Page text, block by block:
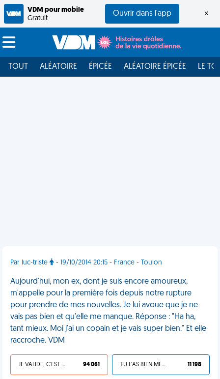
VDM pour mobile
Gratuit
Ouvrir dans l'app ×
TOUT ALÉATOIRE ÉPICÉE ALÉATOIRE ÉPICÉE LE
Par luc-triste - 19/10/2014 20:15 - France - Toulon
Aujourd'hui, mon ex, dont je suis encore amoureux,
m'appelle pour la première fois depuis notre rupture
pour prendre de mes nouvelles. Je lui avoue que je ne
vais pas bien et qu'elle me manque. Réponse : "Ha ha,
tant mieux. Moi j'ai un copain et je vais super bien." Et elle
raccroche. VDM
JE VALIDE, C'EST UNE VDM 94 061 TU L'AS BIEN MÉRITÉ 11 198